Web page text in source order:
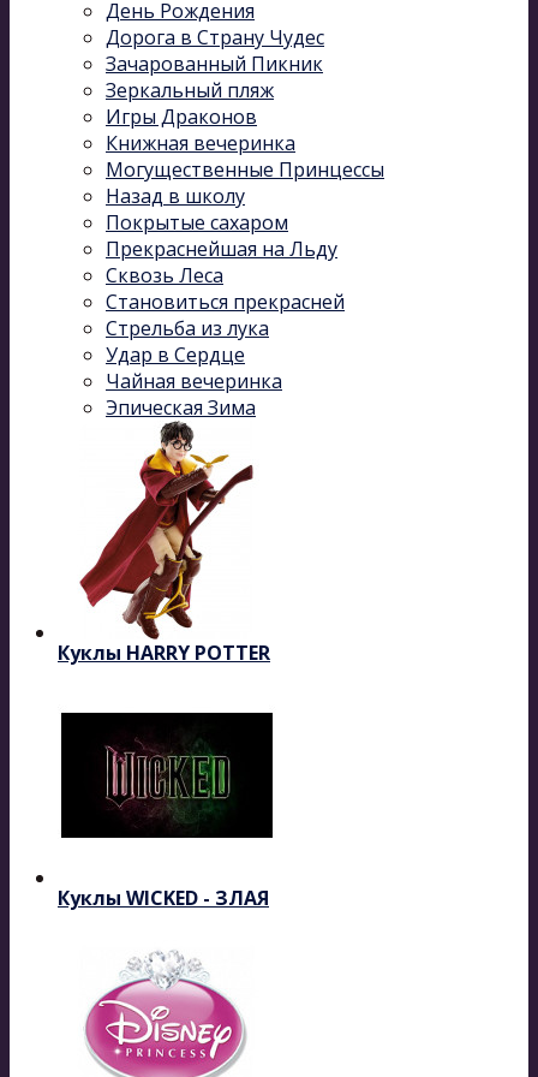
День Рождения
Дорога в Страну Чудес
Зачарованный Пикник
Зеркальный пляж
Игры Драконов
Книжная вечеринка
Могущественные Принцессы
Назад в школу
Покрытые сахаром
Прекраснейшая на Льду
Сквозь Леса
Становиться прекрасней
Стрельба из лука
Удар в Сердце
Чайная вечеринка
Эпическая Зима
Куклы HARRY POTTER
Куклы WICKED - ЗЛАЯ